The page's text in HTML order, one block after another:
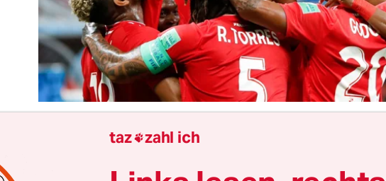
war es mit der Vorrunde dieses Turniers. Und wenigstens
taz zahl ich